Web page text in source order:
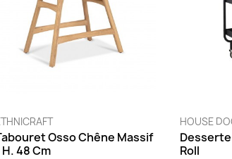
Osso Chêne Massif
48 Cm
HOUSE
Roll